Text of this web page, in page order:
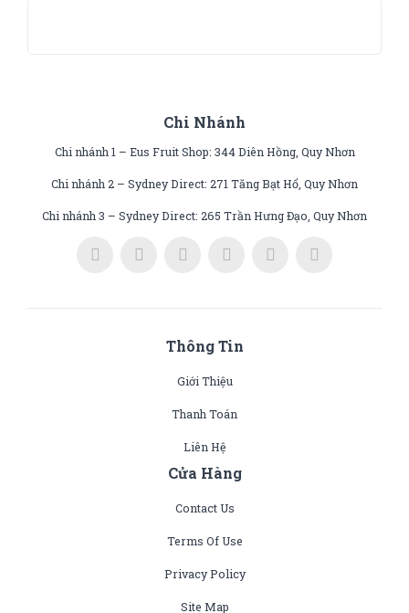
Chi Nhánh
Chi nhánh 1 – Eus Fruit Shop: 344 Diên Hồng, Quy Nhơn
Chi nhánh 2 – Sydney Direct: 271 Tăng Bạt Hổ, Quy Nhơn
Chi nhánh 3 – Sydney Direct: 265 Trần Hưng Đạo, Quy Nhơn
Thông Tin
Giới Thiệu
Thanh Toán
Liên Hệ
Cửa Hàng
Contact Us
Terms Of Use
Privacy Policy
Site Map